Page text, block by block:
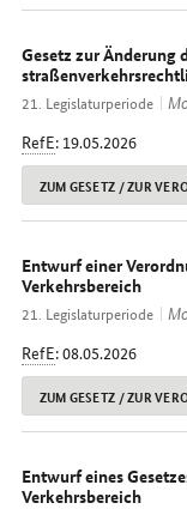
Gesetz zur Änderung
21. Legislaturperiode
RefE: 19.05.2026
ZUM GESETZ / ZUR
Entwurf einer
Verkehrsbereich
21. Legislaturperiode
RefE: 08.05.2026
ZUM GESETZ / ZUR
Entwurf eines
Verkehrsbereich